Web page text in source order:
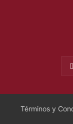
Términos y